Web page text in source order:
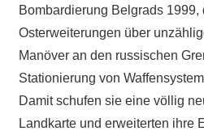
Bombardierung Belgrads 1999,
Osterweiterungen über
Manöver an den russischen
Stationierung von
Damit schufen sie eine völlig
Landkarte und erweiterten ihre